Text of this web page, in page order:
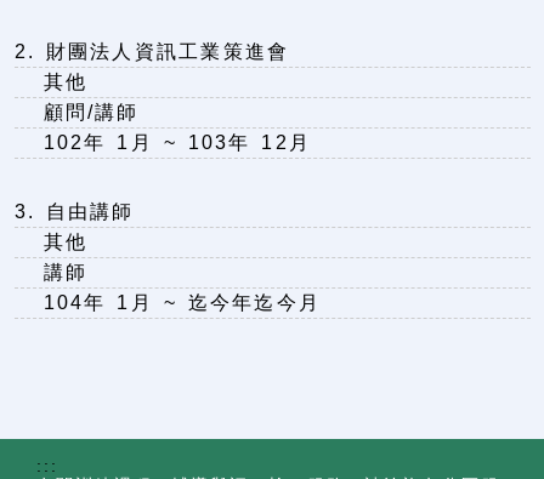
2. 財團法人資訊工業策進會
其他
顧問/講師
102年 1月 ~ 103年 12月
3. 自由講師
其他
講師
104年 1月 ~ 迄今年迄今月
:::